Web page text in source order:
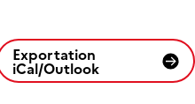
Exportation
iCal/Outlook